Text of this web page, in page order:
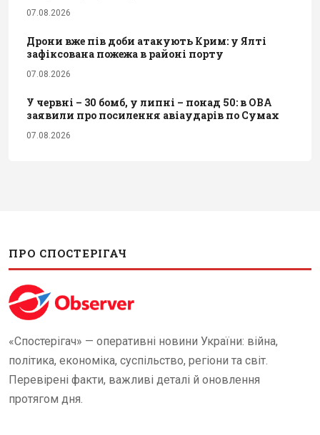
07.08.2026
Дрони вже пів доби атакують Крим: у Ялті
зафіксована пожежа в районі порту
07.08.2026
У червні – 30 бомб, у липні – понад 50: в ОВА
заявили про посилення авіаударів по Сумах
07.08.2026
ПРО СПОСТЕРІГАЧ
«Спостерігач» — оперативні новини України: війна,
політика, економіка, суспільство, регіони та світ.
Перевірені факти, важливі деталі й оновлення
протягом дня.